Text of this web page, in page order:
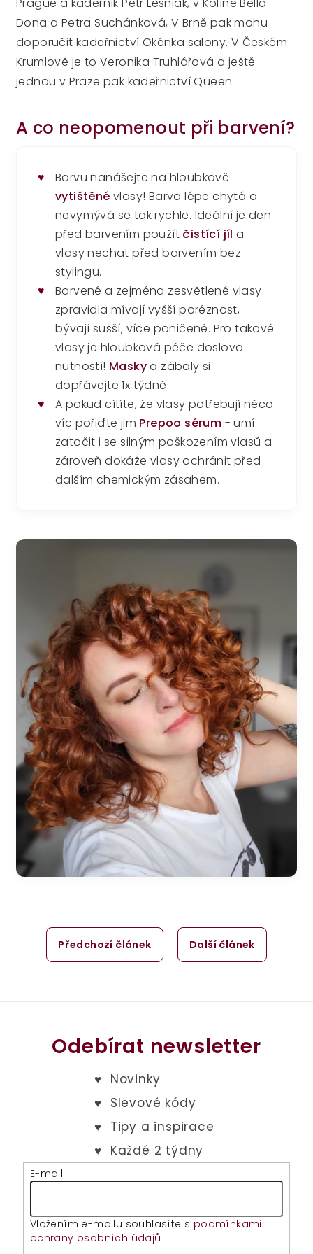
Prague a kadeřník Petr Lesniak, v Kolíně Bella
Dona a Petra Suchánková, V Brně pak mohu
doporučit kadeřnictví Okénka salony. V Českém
Krumlově je to Veronika Truhlářová a ještě
jednou v Praze pak kadeřnictví Queen.
A co neopomenout při barvení?
♥
Barvu nanášejte na hloubkově
vytištěné vlasy! Barva lépe chytá a
nevymývá se tak rychle. Ideální je den
před barvením použít čistící jíl a
vlasy nechat před barvením bez
stylingu.
♥
Barvené a zejména zesvětlené vlasy
zpravidla mívají vyšší poréznost,
bývají sušší, více poničené. Pro takové
vlasy je hloubková péče doslova
nutností! Maskya zábaly si
dopřávejte 1x týdně.
♥
A pokud cítíte, že vlasy potřebují něco
víc pořiďte jim Prepoo sérum - umí
zatočit i se silným poškozením vlasů a
zároveň dokáže vlasy ochránit před
dalším chemickým zásahem.
Předchozí článek Další článek
Odebírat newsletter
E-mail
Vložením e-mailu souhlasíte s podmínkami
ochrany osobních údajů